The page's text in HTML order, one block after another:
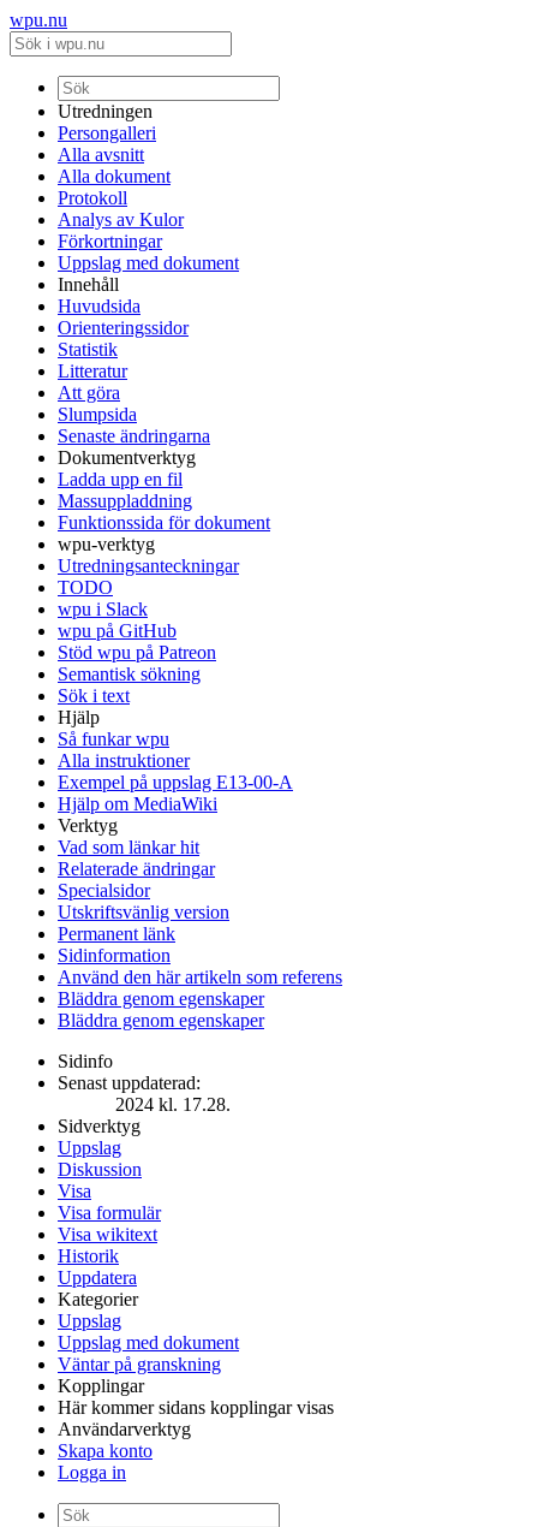
wpu.nu
Utredningen
Persongalleri
Alla avsnitt
Alla dokument
Protokoll
Analys av Kulor
Förkortningar
Uppslag med dokument
Innehåll
Huvudsida
Orienteringssidor
Statistik
Litteratur
Att göra
Slumpsida
Senaste ändringarna
Dokumentverktyg
Ladda upp en fil
Massuppladdning
Funktionssida för dokument
wpu-verktyg
Utredningsanteckningar
TODO
wpu i Slack
wpu på GitHub
Stöd wpu på Patreon
Semantisk sökning
Sök i text
Hjälp
Så funkar wpu
Alla instruktioner
Exempel på uppslag E13-00-A
Hjälp om MediaWiki
Verktyg
Vad som länkar hit
Relaterade ändringar
Specialsidor
Utskriftsvänlig version
Permanent länk
Sidinformation
Använd den här artikeln som referens
Bläddra genom egenskaper
Bläddra genom egenskaper
Sidinfo
Senast uppdaterad:
2024 kl. 17.28.
Sidverktyg
Uppslag
Diskussion
Visa
Visa formulär
Visa wikitext
Historik
Uppdatera
Kategorier
Uppslag
Uppslag med dokument
Väntar på granskning
Kopplingar
Här kommer sidans kopplingar visas
Användarverktyg
Skapa konto
Logga in